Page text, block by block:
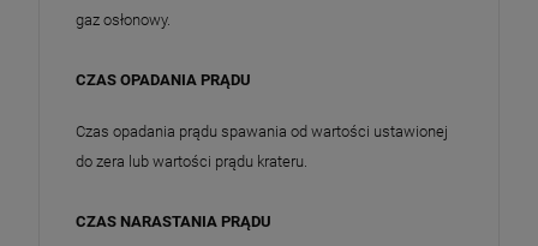
gaz osłonowy.
CZAS OPADANIA PRĄDU
Czas opadania prądu spawania od wartości ustawionej
do zera lub wartości prądu krateru.
CZAS NARASTANIA PRĄDU